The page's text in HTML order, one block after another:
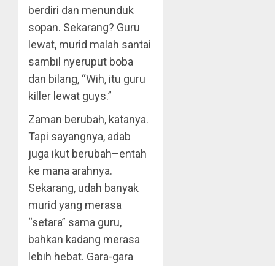
berdiri dan menunduk
sopan. Sekarang? Guru
lewat, murid malah santai
sambil nyeruput boba
dan bilang, “Wih, itu guru
killer lewat guys.”
Zaman berubah, katanya.
Tapi sayangnya, adab
juga ikut berubah–entah
ke mana arahnya.
Sekarang, udah banyak
murid yang merasa
“setara” sama guru,
bahkan kadang merasa
lebih hebat. Gara-gara